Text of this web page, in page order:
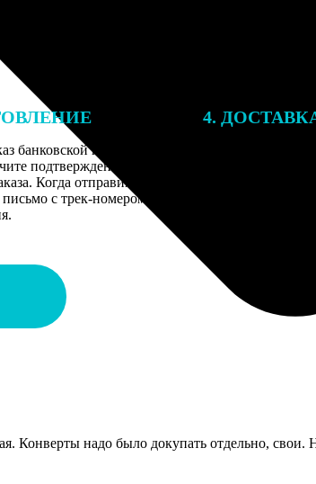
банковской картой. После
подтверждение на email с
Когда отправим заказ
с трек-номером для
4.
Введите адрес и
заказа. Если у
Конверты надо было докупать отдельно, свои.